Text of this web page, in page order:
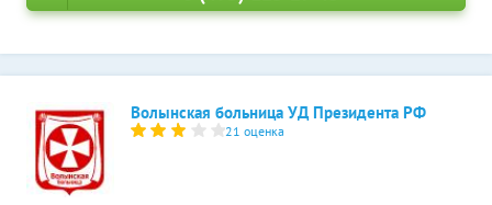
Волынская больница УД Президента РФ
21 оценка